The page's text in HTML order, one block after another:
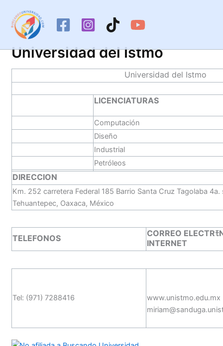
contenido
Universidad del Istmo
Universidad del Istmo
LICENCIATURAS
Computación
Diseño
Industrial
Petróleos
DIRECCION
Km. 252 carretera Federal 185 Barrio Santa Cruz Tagolaba
Tehuantepec, Oaxaca, México
TELEFONOS
CORREO ELECTR
INTERNET
Tel: (971) 7288416
www.unistmo.edu.mx